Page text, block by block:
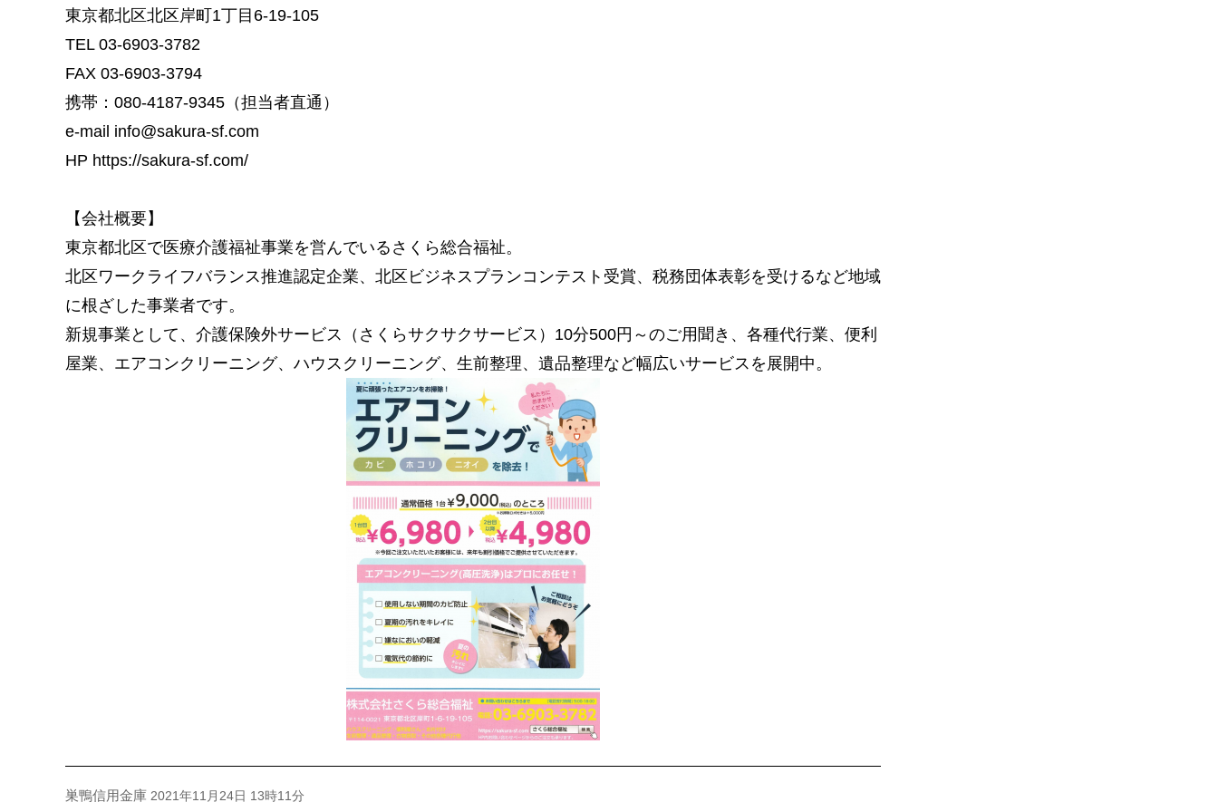
東京都北区北区岸町1丁目6-19-105
TEL 03-6903-3782
FAX 03-6903-3794
携帯：080-4187-9345（担当者直通）
e-mail info@sakura-sf.com
HP https://sakura-sf.com/
【会社概要】
東京都北区で医療介護福祉事業を営んでいるさくら総合福祉。
北区ワークライフバランス推進認定企業、北区ビジネスプランコンテスト受賞、税務団体表彰を受けるなど地域
に根ざした事業者です。
新規事業として、介護保険外サービス（さくらサクサクサービス）10分500円～のご用聞き、各種代行業、便利
屋業、エアコンクリーニング、ハウスクリーニング、生前整理、遺品整理など幅広いサービスを展開中。
巣鴨信用金庫 2021年11月24日 13時11分